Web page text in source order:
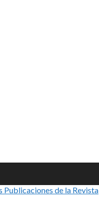
Publicaciones de la Revista